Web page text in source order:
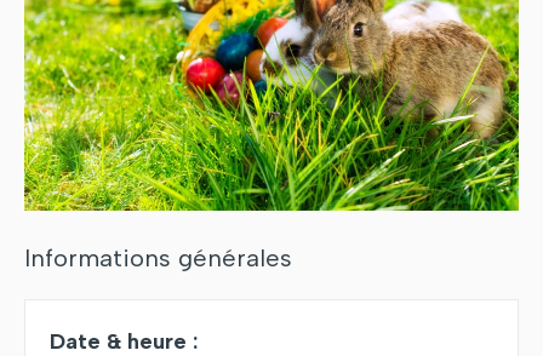
Informations générales
Date & heure :